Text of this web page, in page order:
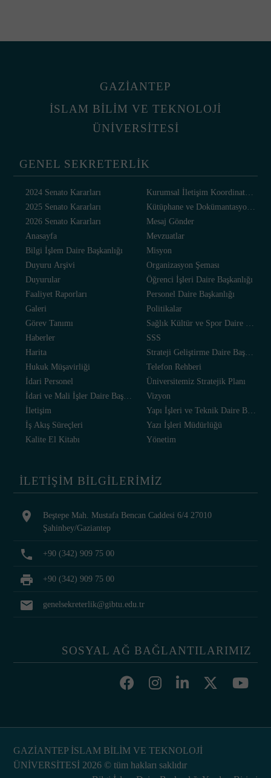
GAZİANTEP
İSLAM BİLİM VE TEKNOLOJİ
ÜNİVERSİTESİ
GENEL SEKRETERLİK
2024 Senato Kararları
2025 Senato Kararları
2026 Senato Kararları
Anasayfa
Bilgi İşlem Daire Başkanlığı
Duyuru Arşivi
Duyurular
Faaliyet Raporları
Galeri
Görev Tanımı
Haberler
Harita
Hukuk Müşavirliği
İdari Personel
İdari ve Mali İşler Daire Başkanlığı
İletişim
İş Akış Süreçleri
Kalite El Kitabı
Kurumsal İletişim Koordinatörlüğü
Kütüphane ve Dokümantasyon
Mesaj Gönder
Mevzuatlar
Misyon
Organizasyon Şeması
Öğrenci İşleri Daire Başkanlığı
Personel Daire Başkanlığı
Politikalar
Sağlık Kültür ve Spor Daire
SSS
Strateji Geliştirme Daire Başkanlığı
Telefon Rehberi
Üniversitemiz Stratejik Planı
Vizyon
Yapı İşleri ve Teknik Daire
Yazı İşleri Müdürlüğü
Yönetim
İLETİŞİM BİLGİLERİMİZ
location_on
Beştepe Mah. Mustafa Bencan Caddesi 6/4 27010
Şahinbey/Gaziantep
phone +90 (342) 909 75 00
print +90 (342) 909 75 00
mail genelsekreterlik@gibtu.edu.tr
SOSYAL AĞ BAĞLANTILARIMIZ
GAZİANTEP İSLAM BİLİM VE TEKNOLOJİ
ÜNİVERSİTESİ 2026 © tüm hakları saklıdır